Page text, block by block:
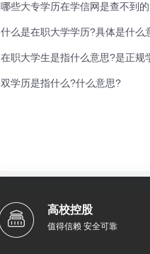
哪些大专学历在学信网是查不到
什么是在职大学学历?具体是什么
在职大学生是指什么意思?是正规
双学历是指什么?什么意思?
高校控股
值得信赖 安全可靠